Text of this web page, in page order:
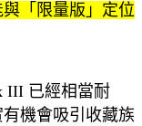
與「限量版」定位
III 已經相當耐
機會吸引收藏族